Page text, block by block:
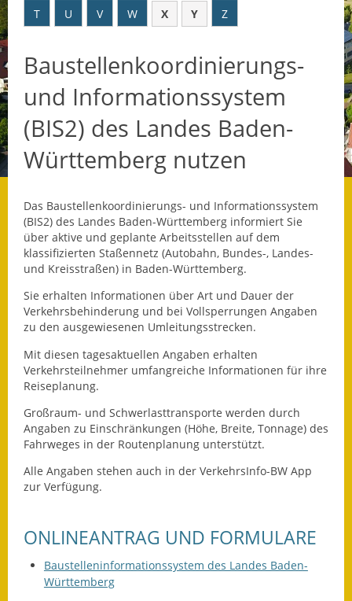
Datenschutz
Datenschutz im
Steueramt
Gebärdensprache
Gegenwart
Was die Alten noch
wussten!
Wagner-Werkstatt
Lärmaktionsplan
Leichte Sprache
Mitteilungsblatt
Ortsplan
Schadensmeldung
T
U V W X Y Z
Baustellenkoordinierungs-
und Informationssystem
(BIS2) des Landes Baden-
Württemberg nutzen
Das Baustellenkoordinierungs- und Informationssystem
(BIS2) des Landes Baden-Württemberg informiert Sie
über aktive und geplante Arbeitsstellen auf dem
klassifizierten Staßennetz (Autobahn, Bundes-, Landes-
und Kreisstraßen) in Baden-Württemberg.
Sie erhalten Informationen über Art und Dauer der
Verkehrsbehinderung und bei Vollsperrungen Angaben
zu den ausgewiesenen Umleitungsstrecken.
Mit diesen tagesaktuellen Angaben erhalten
Verkehrsteilnehmer umfangreiche Informationen für ihre
Reiseplanung.
Großraum- und Schwerlasttransporte werden durch
Angaben zu Einschränkungen (Höhe, Breite, Tonnage) des
Fahrweges in der Routenplanung unterstützt.
Alle Angaben stehen auch in der VerkehrsInfo-BW App
zur Verfügung.
ONLINEANTRAG UND FORMULARE
Baustelleninformationssystem des Landes Baden-
Württemberg